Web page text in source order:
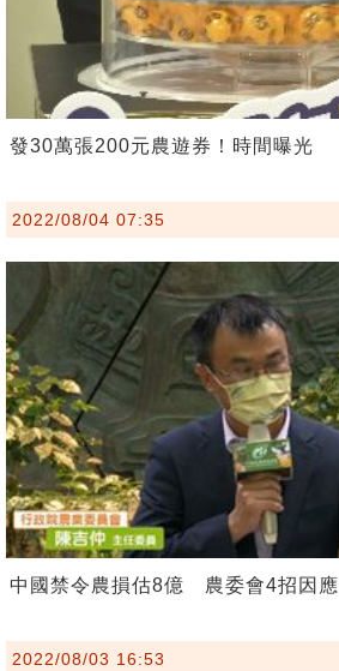
發30萬張200元農遊券！時間曝光
2022/08/04 07:35
中國禁令農損估8億 農委會4招因應
2022/08/03 16:53